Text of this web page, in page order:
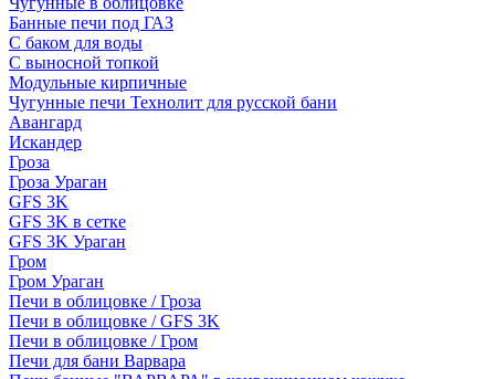
Банные печи под ГАЗ
С баком для воды
С выносной топкой
Модульные кирпичные
Чугунные печи Технолит для русской бани
Авангард
Искандер
Гроза
Гроза Ураган
GFS 3K
GFS 3K в сетке
GFS 3K Ураган
Гром
Гром Ураган
Печи в облицовке / Гроза
Печи в облицовке / GFS 3K
Печи в облицовке / Гром
Печи для бани Варвара